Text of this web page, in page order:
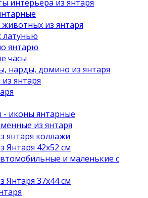
интерьера из янтаря
из янтаря
латунью
янтарю
часы
нарды, домино из янтаря
янтаря
- иконы янтарные
из янтаря
янтаря коллажи
Янтаря 42х52 см
и маленькие с
Янтаря 37х44 см